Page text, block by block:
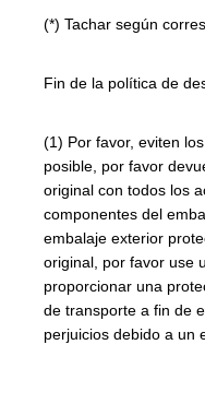
(*) Tachar según
Fin de la política de
(1) Por favor, eviten
posible, por favor
original con todos los
componentes del
embalaje exterior
original, por favor use
proporcionar una
de transporte a fin de
perjuicios debido a un